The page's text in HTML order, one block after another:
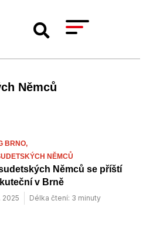
Němců
BRNO,
NĚMCŮ
Němců se příští
v Brně
2025 Délka čtení: 3 minuty